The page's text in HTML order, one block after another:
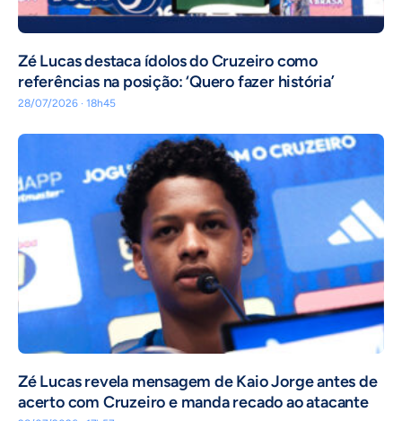
Zé Lucas destaca ídolos do Cruzeiro como
referências na posição: ‘Quero fazer história’
28/07/2026 · 18h45
Zé Lucas revela mensagem de Kaio Jorge antes de
acerto com Cruzeiro e manda recado ao atacante